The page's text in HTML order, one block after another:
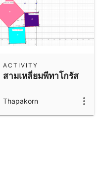
สามเหลี่ยมพีทาโกรัส
ACTIVITY
Thapakorn